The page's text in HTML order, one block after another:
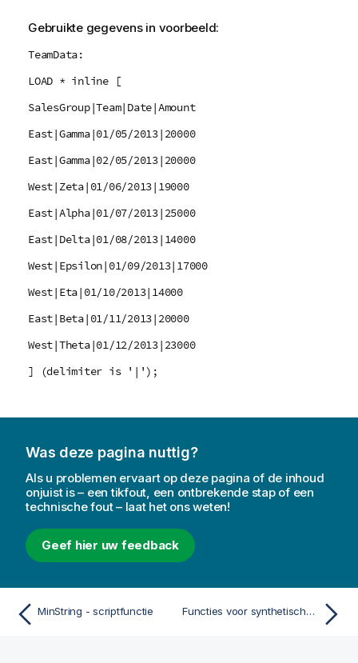
Gebruikte gegevens in voorbeeld:
TeamData:
LOAD * inline [
SalesGroup|Team|Date|Amount
East|Gamma|01/05/2013|20000
East|Gamma|02/05/2013|20000
West|Zeta|01/06/2013|19000
East|Alpha|01/07/2013|25000
East|Delta|01/08/2013|14000
West|Epsilon|01/09/2013|17000
West|Eta|01/10/2013|14000
East|Beta|01/11/2013|20000
West|Theta|01/12/2013|23000
] (delimiter is '|');
Was deze pagina nuttig?
Als u problemen ervaart op deze pagina of de inhoud
onjuist is – een tikfout, een ontbrekende stap of een
technische fout – laat het ons weten!
Geef hier uw feedback
MinString - scriptfunctie Functies voor synthetische dimensies